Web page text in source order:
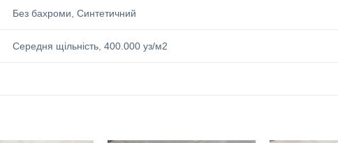
Без бахроми ,Синтетичний
Середня щільність ,400.000 уз/м2